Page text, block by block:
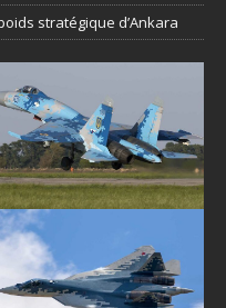
stratégique d’Ankara